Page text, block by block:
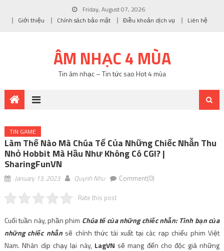
Friday, August 07, 2026
Giới thiệu
Chính sách bảo mật Điều khoản dịch vụ Liên hệ
ÂM NHẠC 4 MÙA
Tin âm nhạc – Tin tức sao Hot 4 mùa
TIN GAME
Làm Thế Nào Mà Chúa Tể Của Những Chiếc Nhẫn Thu
Nhỏ Hobbit Mà Hầu Như Không Có CGI? |
SharingFunVN
January 13, 2023 Quynh Nhu Comment(0)
Rate this post
Cuối tuần này, phần phim Chúa tể của những chiếc nhẫn: Tình bạn của
những chiếc nhẫn sẽ chính thức tái xuất tại các rạp chiếu phim Việt
Nam. Nhân dịp chạy lại này, LagVN sẽ mang đến cho độc giả những